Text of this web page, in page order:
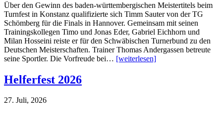
Über den Gewinn des baden-württembergischen Meistertitels beim
Turnfest in Konstanz qualifizierte sich Timm Sauter von der TG
Schömberg für die Finals in Hannover. Gemeinsam mit seinen
Trainingskollegen Timo und Jonas Eder, Gabriel Eichhorn und
Milan Hosseini reiste er für den Schwäbischen Turnerbund zu den
Deutschen Meisterschaften. Trainer Thomas Andergassen betreute
seine Sportler. Die Vorfreude bei… [weiterlesen]
Helferfest 2026
27. Juli, 2026